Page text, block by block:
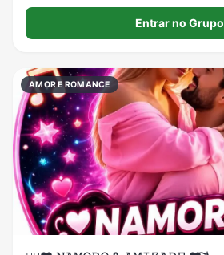
Entrar no Grupo
AMOR E ROMANCE